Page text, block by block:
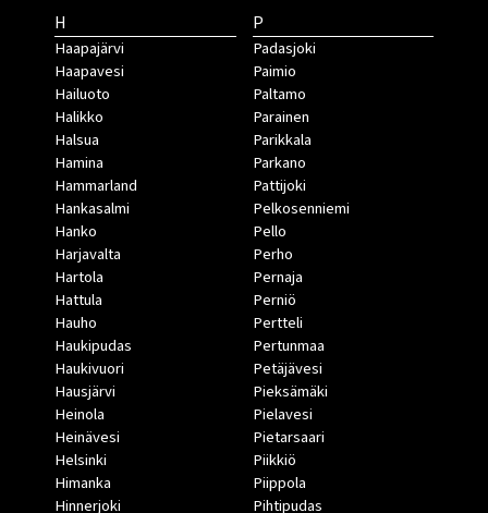
H
Haapajärvi
Haapavesi
Hailuoto
Halikko
Halsua
Hamina
Hammarland
Hankasalmi
Hanko
Harjavalta
Hartola
Hattula
Hauho
Haukipudas
Haukivuori
Hausjärvi
Heinola
Heinävesi
Helsinki
Himanka
Hinnerjoki
P
Padasjoki
Paimio
Paltamo
Parainen
Parikkala
Parkano
Pattijoki
Pelkosenniemi
Pello
Perho
Pernaja
Perniö
Pertteli
Pertunmaa
Petäjävesi
Pieksämäki
Pielavesi
Pietarsaari
Piikkiö
Piippola
Pihtipudas